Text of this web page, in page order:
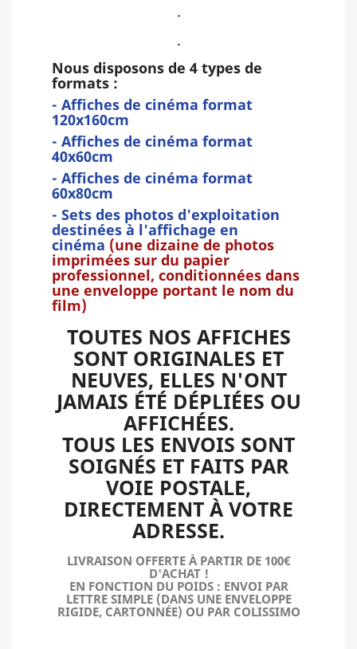
.
.
Nous disposons de 4 types de
formats :
- Affiches de cinéma format
120x160cm
- Affiches de cinéma format
40x60cm
- Affiches de cinéma format
60x80cm
- Sets des photos d'exploitation
destinées à l'affichage en
cinéma (une dizaine de photos
imprimées sur du papier
professionnel, conditionnées dans
une enveloppe portant le nom du
film)
TOUTES NOS AFFICHES
SONT ORIGINALES ET
NEUVES, ELLES N'ONT
JAMAIS ÉTÉ DÉPLIÉES OU
AFFICHÉES.
TOUS LES ENVOIS SONT
SOIGNÉS ET FAITS PAR
VOIE POSTALE,
DIRECTEMENT À VOTRE
ADRESSE.
LIVRAISON OFFERTE À PARTIR DE 100€
D'ACHAT !
EN FONCTION DU POIDS : ENVOI PAR
LETTRE SIMPLE (DANS UNE ENVELOPPE
RIGIDE, CARTONNÉE) OU PAR COLISSIMO